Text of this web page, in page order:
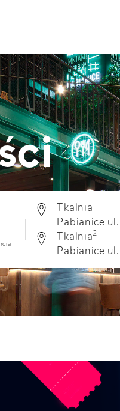
Tkalnia
Pabianice
Tkalnia2
Pabianice